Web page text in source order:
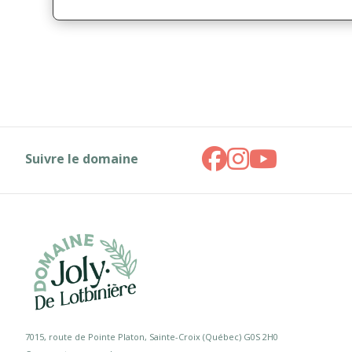
Suivre le domaine
7015, route de Pointe Platon, Sainte-Croix (Québec) G0S 2H0